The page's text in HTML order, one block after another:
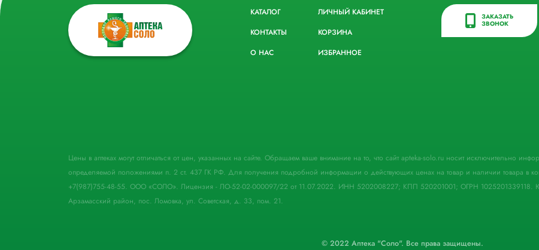
КАТАЛОГ
КОНТАКТЫ
О НАС
ЛИЧНЫЙ КАБИНЕТ
КОРЗИНА
ИЗБРАННОЕ
ЗАКАЗАТЬ
ЗВОНОК
Цены в аптеках могут отличаться от цен, указанных на сайте. Обращаем ваше внимание на то, что сайт apteka-solo.ru носит исключительно
определяемой положениями п. 2 ст. 437 ГК РФ. Для получения подробной информации о действующих ценах на товар и наличии товара в
+7(987)755-48-55. ООО «СОЛО». Лицензия - ЛО-52-02-000097/22 от 11.07.2022. ИНН 5202008227; КПП 520201001; ОГРН 1025201339118.
Арзамасский район, пос. Ломовка, ул. Советская, д. 33, пом. 21.
© 2022 Аптека "Соло". Все права защищены.